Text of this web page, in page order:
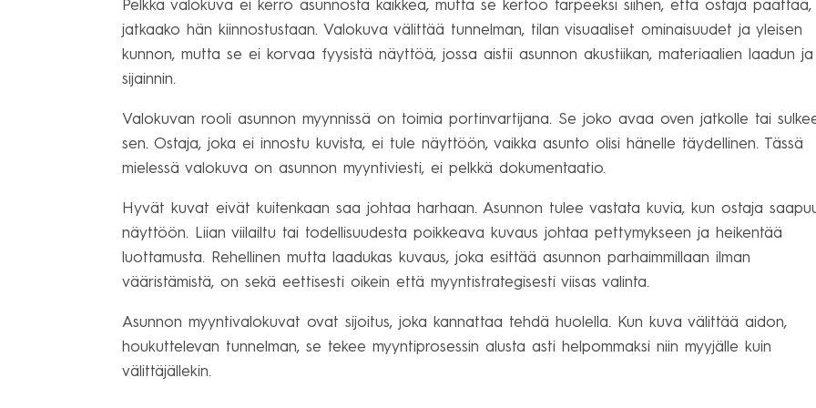
Pelkkä valokuva ei kerro asunnosta kaikkea, mutta se kertoo tarpeeksi siihen, että ostaja päättää,
jatkaako hän kiinnostustaan. Valokuva välittää tunnelman, tilan visuaaliset ominaisuudet ja yleisen
kunnon, mutta se ei korvaa fyysistä näyttöä, jossa aistii asunnon akustiikan, materiaalien laadun ja
sijainnin.
Valokuvan rooli asunnon myynnissä on toimia portinvartijana. Se joko avaa oven jatkolle tai
sen. Ostaja, joka ei innostu kuvista, ei tule näyttöön, vaikka asunto olisi hänelle täydellinen. Tässä
mielessä valokuva on asunnon myyntiviesti, ei pelkkä dokumentaatio.
Hyvät kuvat eivät kuitenkaan saa johtaa harhaan. Asunnon tulee vastata kuvia, kun ostaja
näyttöön. Liian viilailtu tai todellisuudesta poikkeava kuvaus johtaa pettymykseen ja heikentää
luottamusta. Rehellinen mutta laadukas kuvaus, joka esittää asunnon parhaimmillaan ilman
vääristämistä, on sekä eettisesti oikein että myyntistrategisesti viisas valinta.
Asunnon myyntivalokuvat ovat sijoitus, joka kannattaa tehdä huolella. Kun kuva välittää aidon,
houkuttelevan tunnelman, se tekee myyntiprosessin alusta asti helpommaksi niin myyjälle kuin
välittäjällekin.